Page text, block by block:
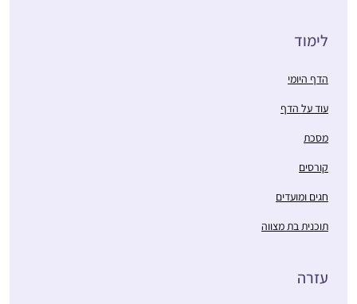
לימוד
הדף היומי
עוד על הדף
מסכת
קורסים
חגים ומועדים
תוכנית בת מצווה
עזרה